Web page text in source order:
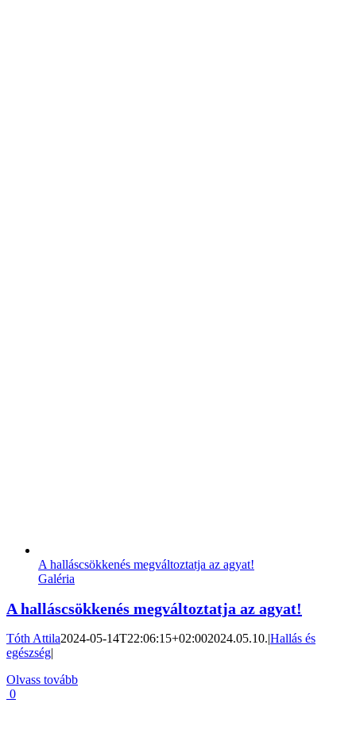
A halláscsökkenés megváltoztatja az agyat!
Galéria
A halláscsökkenés megváltoztatja az agyat!
Tóth Attila2024-05-14T22:06:15+02:002024.05.10.|Hallás és
egészség|
Olvass tovább
0